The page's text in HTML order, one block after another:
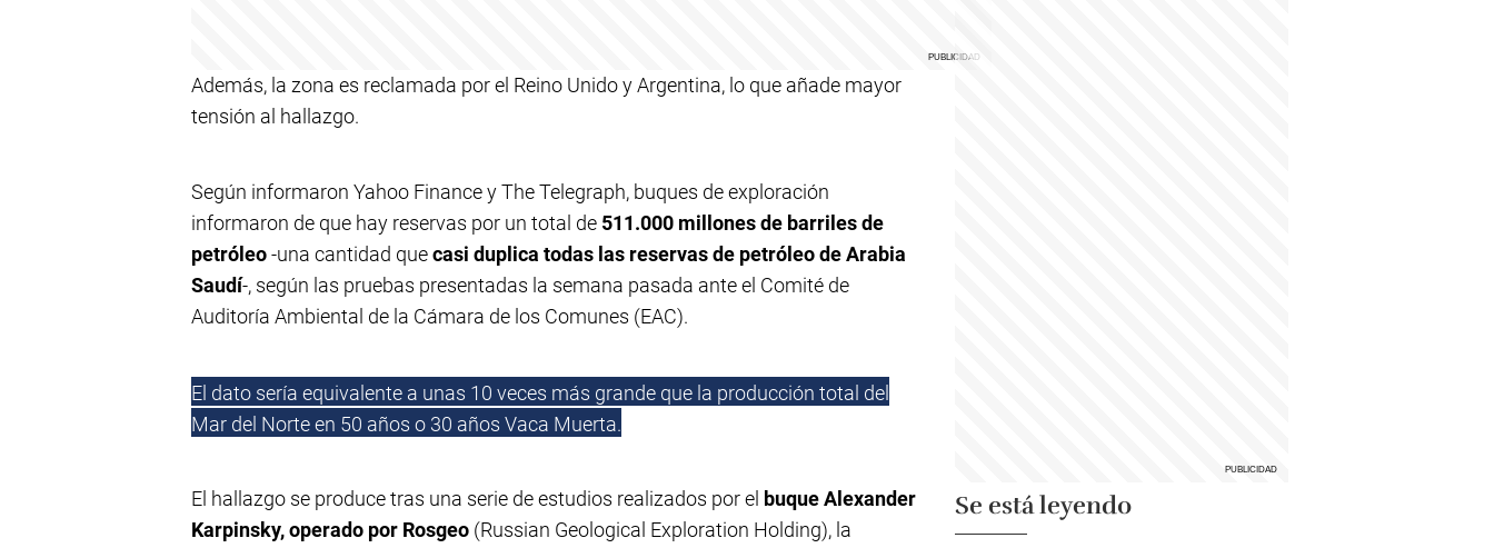
Además, la zona es reclamada por el Reino Unido y Argentina, lo que añade mayor
tensión al hallazgo.
Según informaron Yahoo Finance y The Telegraph, buques de exploración
informaron de que hay reservas por un total de 511.000 millones de barriles de
petróleo-una cantidad quecasi duplica todas las reservas de petróleo de Arabia
Saudí-, según las pruebas presentadas la semana pasada ante el Comité de
Auditoría Ambiental de la Cámara de los Comunes (EAC).
El dato sería equivalente a unas 10 veces más grande que la producción total del
Mar del Norte en 50 años o 30 años Vaca Muerta.
El hallazgo se produce tras una serie de estudios realizados por el buque Alexander
Karpinsky, operado por Rosgeo (Russian Geological Exploration Holding), la
Se está leyendo